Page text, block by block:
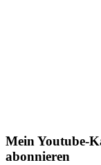
Mein Youtube-
abonnieren